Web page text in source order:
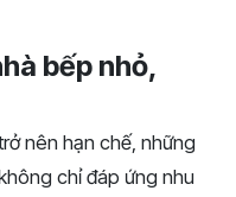
bếp nhỏ,
nên hạn chế, những
chỉ đáp ứng nhu